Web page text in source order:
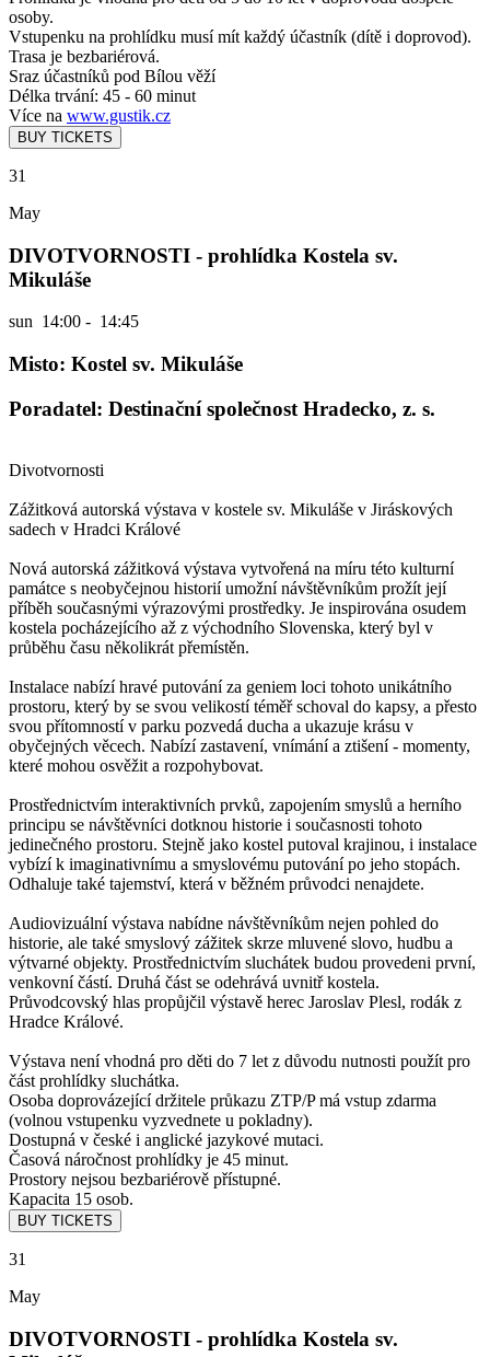
osoby.
Vstupenku na prohlídku musí mít každý účastník (dítě i doprovod).
Trasa je bezbariérová.
Sraz účastníků pod Bílou věží
Délka trvání: 45 - 60 minut
Více na www.gustik.cz
31
May
DIVOTVORNOSTI - prohlídka Kostela sv.
Mikuláše
sun 14:00 - 14:45
Misto: Kostel sv. Mikuláše
Poradatel: Destinační společnost Hradecko, z. s.
Divotvornosti
Zážitková autorská výstava v kostele sv. Mikuláše v Jiráskových
sadech v Hradci Králové
Nová autorská zážitková výstava vytvořená na míru této kulturní
památce s neobyčejnou historií umožní návštěvníkům prožít její
příběh současnými výrazovými prostředky. Je inspirována osudem
kostela pocházejícího až z východního Slovenska, který byl v
průběhu času několikrát přemístěn.
Instalace nabízí hravé putování za geniem loci tohoto unikátního
prostoru, který by se svou velikostí téměř schoval do kapsy, a přesto
svou přítomností v parku pozvedá ducha a ukazuje krásu v
obyčejných věcech. Nabízí zastavení, vnímání a ztišení - momenty,
které mohou osvěžit a rozpohybovat.
Prostřednictvím interaktivních prvků, zapojením smyslů a herního
principu se návštěvníci dotknou historie i současnosti tohoto
jedinečného prostoru. Stejně jako kostel putoval krajinou, i instalace
vybízí k imaginativnímu a smyslovému putování po jeho stopách.
Odhaluje také tajemství, která v běžném průvodci nenajdete.
Audiovizuální výstava nabídne návštěvníkům nejen pohled do
historie, ale také smyslový zážitek skrze mluvené slovo, hudbu a
výtvarné objekty. Prostřednictvím sluchátek budou provedeni první,
venkovní částí. Druhá část se odehrává uvnitř kostela.
Průvodcovský hlas propůjčil výstavě herec Jaroslav Plesl, rodák z
Hradce Králové.
Výstava není vhodná pro děti do 7 let z důvodu nutnosti použít pro
část prohlídky sluchátka.
Osoba doprovázející držitele průkazu ZTP/P má vstup zdarma
(volnou vstupenku vyzvednete u pokladny).
Dostupná v české i anglické jazykové mutaci.
Časová náročnost prohlídky je 45 minut.
Prostory nejsou bezbariérově přístupné.
Kapacita 15 osob.
31
May
DIVOTVORNOSTI - prohlídka Kostela sv.